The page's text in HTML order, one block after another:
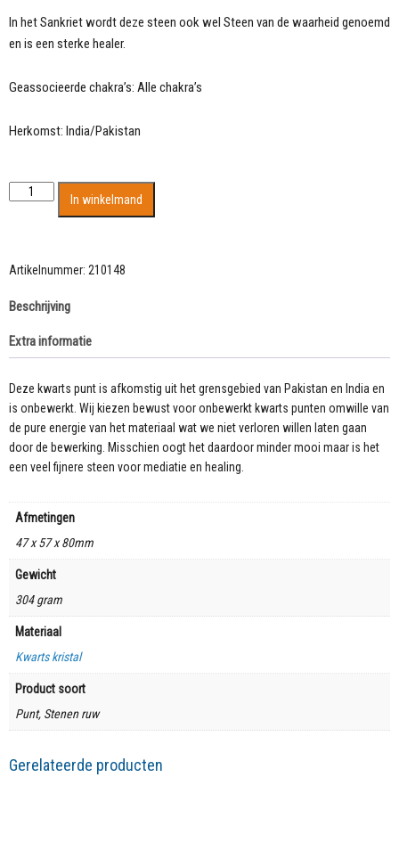
In het Sankriet wordt deze steen ook wel Steen van de waarheid genoemd
en is een sterke healer.
Geassocieerde chakra’s: Alle chakra’s
Herkomst: India/Pakistan
Kwarts
en
304
aantal
In winkelmand
Artikelnummer: 210148
Beschrijving
Extra informatie
Deze kwarts punt is afkomstig uit het grensgebied van Pakistan en India en
is onbewerkt. Wij kiezen bewust voor onbewerkt kwarts punten omwille van
de pure energie van het materiaal wat we niet verloren willen laten gaan
door de bewerking. Misschien oogt het daardoor minder mooi maar is het
een veel fijnere steen voor mediatie en healing.
Afmetingen
47 x 57 x 80mm
Gewicht
304 gram
Materiaal
Kwarts kristal
Product soort
Punt, Stenen ruw
Gerelateerde producten